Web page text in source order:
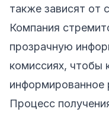
также зависят от
Компания
прозрачную
комиссиях, чтобы
информированное
Процесс